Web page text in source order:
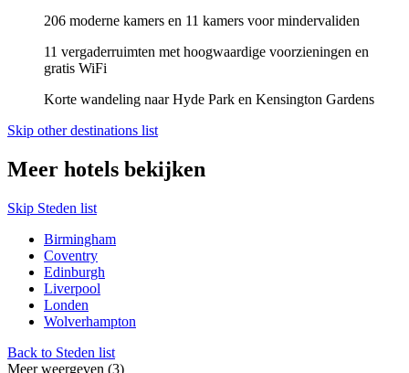
206 moderne kamers en 11 kamers voor mindervaliden
11 vergaderruimten met hoogwaardige voorzieningen en
gratis WiFi
Korte wandeling naar Hyde Park en Kensington Gardens
Skip other destinations list
Meer hotels bekijken
Skip Steden list
Birmingham
Coventry
Edinburgh
Liverpool
Londen
Wolverhampton
Back to Steden list
Meer weergeven (3)